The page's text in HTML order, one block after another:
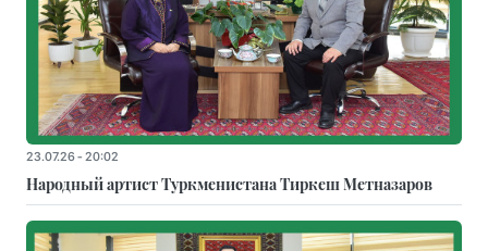
23.07.26 - 20:02
Народный артист Туркменистана Тиркеш Мeтназаров